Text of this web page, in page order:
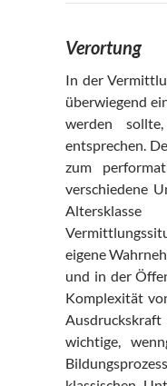
Verortung
In der
überwiegend
werden
entsprechen.
zum
verschiedene
eigene
und in der
Komplexität
Ausdruckskraft
wichtige,